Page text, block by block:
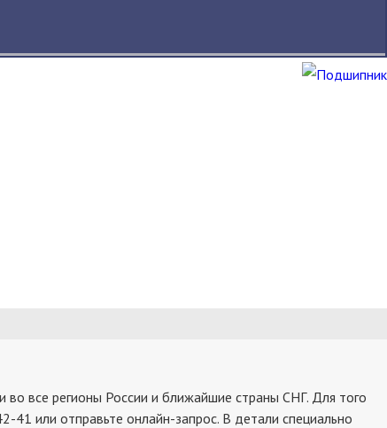
все регионы России и ближайшие страны СНГ. Для того
или отправьте онлайн-запрос. В детали специально